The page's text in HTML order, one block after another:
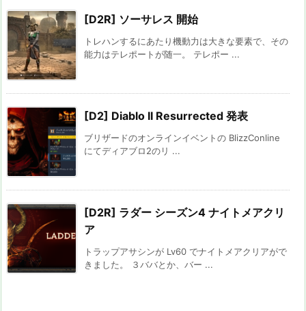
[D2R] ソーサレス 開始
トレハンするにあたり機動力は大きな要素で、その
能力はテレポートが随一。 テレポー ...
[D2] Diablo II Resurrected 発表
ブリザードのオンラインイベントの BlizzConline
にてディアブロ2のリ ...
[D2R] ラダー シーズン4 ナイトメアクリ
ア
トラップアサシンが Lv60 でナイトメアクリアがで
きました。 ３ババとか、バー ...